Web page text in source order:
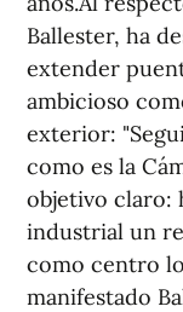
Ballester, ha
extender
ambicioso
exterior:
como es la
objetivo claro:
industrial un
como centro
manifestado